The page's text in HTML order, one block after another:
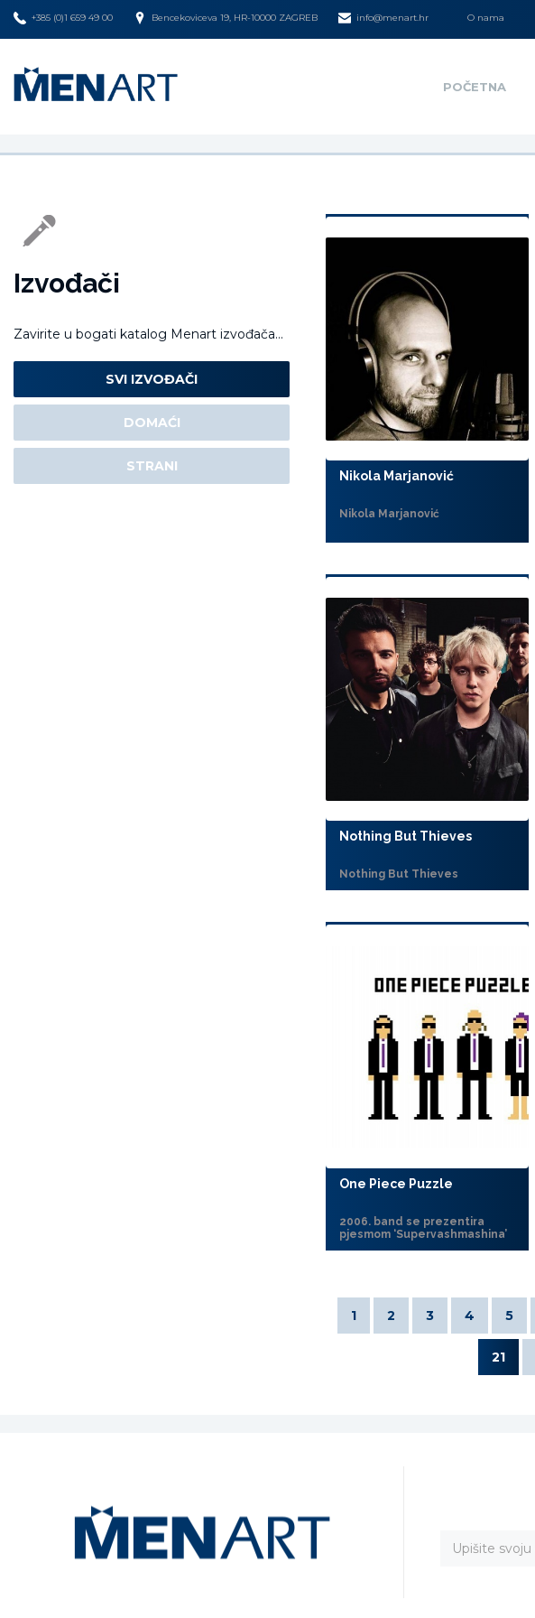
+385 (0)1 659 49 00 Bencekoviceva 19, HR-10000 ZAGREB info@menart.hr O nama
POČETNA
Izvođači
Zavirite u bogati katalog Menart izvođača...
SVI IZVOĐAČI
DOMAĆI
STRANI
Nikola Marjanović
Nikola Marjanović
Nothing But Thieves
Nothing But Thieves
One Piece Puzzle
2006. band se prezentira
pjesmom ‘Supervashmashina’
1 2 3 4 5
21